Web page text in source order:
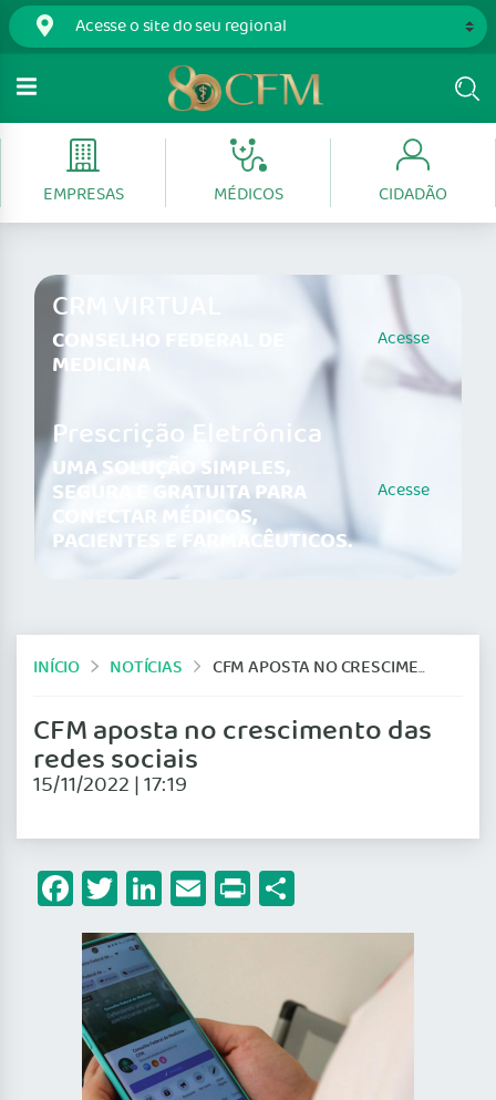
EMPRESAS MÉDICOS CIDADÃO
CRM VIRTUAL
CONSELHO FEDERAL DE
MEDICINA
Acesse
Prescrição Eletrônica
UMA SOLUÇÃO SIMPLES,
SEGURA E GRATUITA PARA
CONECTAR MÉDICOS,
PACIENTES E FARMACÊUTICOS.
Acesse
INÍCIO NOTÍCIAS CFM APOSTA NO CRESCIMENTO DAS REDES SOCIAIS
CFM aposta no crescimento das
redes sociais
15/11/2022 | 17:19
Facebook
Twitter
LinkedIn
Email
Print